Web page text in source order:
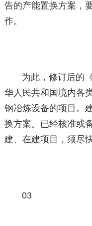
告的产能置换方案，
作。
为此，修订后的
华人民共和国境内各
钢冶炼设备的项目。
换方案。已经核准或
建、在建项目，须尽
03